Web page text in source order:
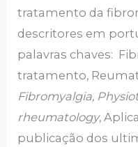
tratamento da
descritores em
palavras chaves:
tratamento,
Fibromyalgia,
rheumatology,
publicação dos